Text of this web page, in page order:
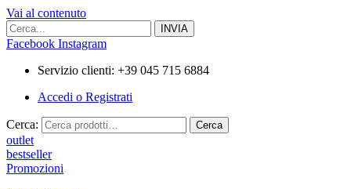
Vai al contenuto
Facebook Instagram
Servizio clienti: +39 045 715 6884
Accedi o Registrati
Cerca: Cerca
outlet
bestseller
Promozioni